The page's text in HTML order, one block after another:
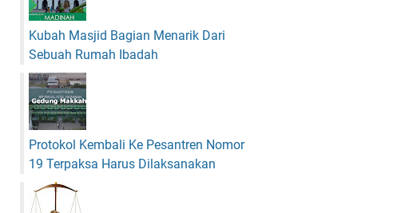
Kubah Masjid Bagian Menarik Dari
Sebuah Rumah Ibadah
Protokol Kembali Ke Pesantren Nomor
19 Terpaksa Harus Dilaksanakan